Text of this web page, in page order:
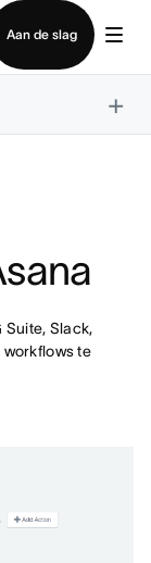
Aan de slag
×
Suite, Slack,
workflows te